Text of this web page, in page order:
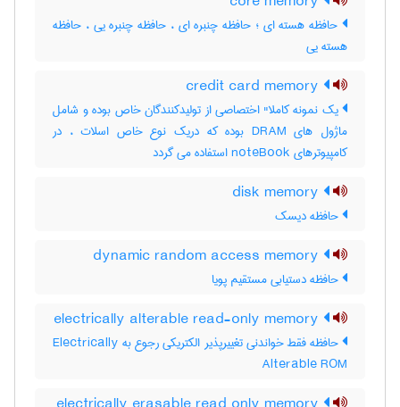
حافظه هسته ای ؛ حافظه چنبره ای ، حافظه چنبره یی ، حافظه
هسته یی
یک نمونه کاملا" اختصاصی از تولیدکنندگان خاص بوده و شامل
ماژول های DRAM بوده که دریک نوع خاص اسلات ، در
کامپیوترهای noteBook استفاده می گردد
حافظه دیسک
حافظه دستیابی مستقیم پویا
حافظه فقط خواندنی تغییرپذیر الکتریکی رجوع به Electrically
Alterable ROM